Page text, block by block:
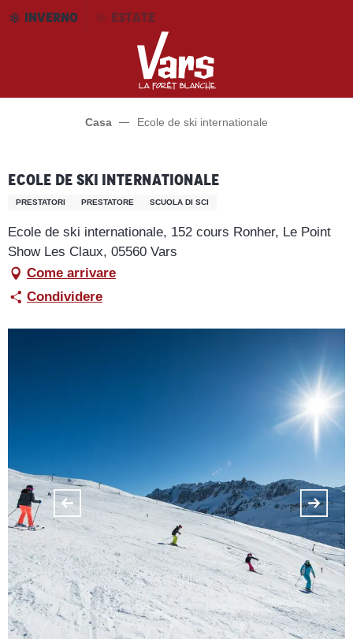
AllerINVERNO ESTATE
Casa Ecole de ski internationale
Ecole de ski internationale
PRESTATORI PRESTATORE SCUOLA DI SCI
Ecole de ski internationale, 152 cours Ronher, Le Point
Show Les Claux, 05560 Vars
Come arrivare
Condividere